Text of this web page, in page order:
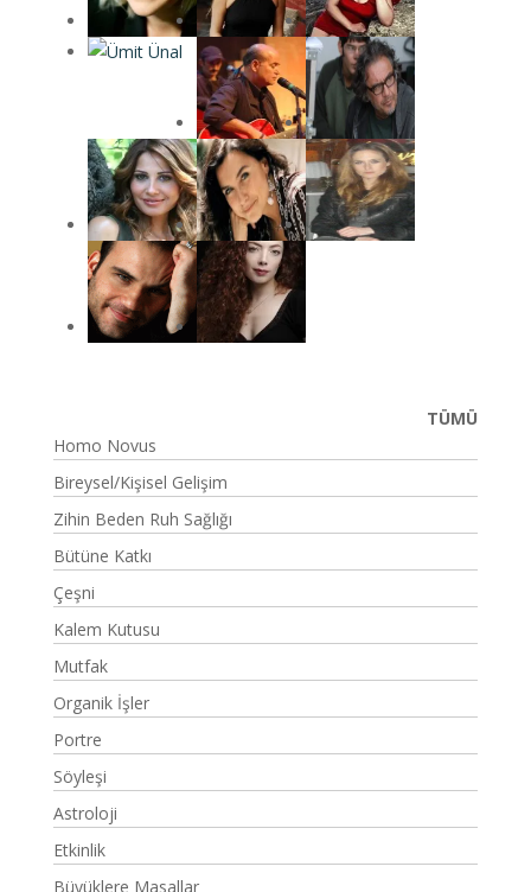
TÜMÜ
Homo Novus
Bireysel/Kişisel Gelişim
Zihin Beden Ruh Sağlığı
Bütüne Katkı
Çeşni
Kalem Kutusu
Mutfak
Organik İşler
Portre
Söyleşi
Astroloji
Etkinlik
Büyüklere Masallar